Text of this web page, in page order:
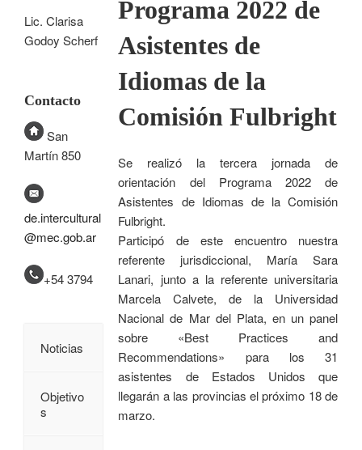
Programa 2022 de
Asistentes de
Idiomas de la
Comisión Fulbright
Se realizó la tercera jornada de
orientación del Programa 2022 de
Asistentes de Idiomas de la Comisión
Fulbright.
Participó de este encuentro nuestra
referente jurisdiccional, María Sara
Lanari, junto a la referente universitaria
Marcela Calvete, de la Universidad
Nacional de Mar del Plata, en un panel
sobre «Best Practices and
Recommendations» para los 31
asistentes de Estados Unidos que
llegarán a las provincias el próximo 18 de
marzo.
Lic. Clarisa
Godoy Scherf
Contacto
San
Martín 850
de.intercultural
@mec.gob.ar
+54 3794
Noticias
Objetivo
s